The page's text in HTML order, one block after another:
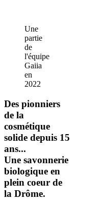
Une
partie
de
l'équipe
Gaiia
en
2022
Des pionniers
de la
cosmétique
solide depuis 15
ans...
Une savonnerie
biologique en
plein coeur de
la Drôme.